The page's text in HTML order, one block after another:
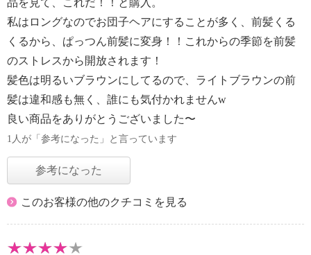
品を見て、これだ！！と購入。
私はロングなのでお団子ヘアにすることが多く、前髪くる
くるから、ぱっつん前髪に変身！！これからの季節を前髪
のストレスから開放されます！
髪色は明るいブラウンにしてるので、ライトブラウンの前
髪は違和感も無く、誰にも気付かれませんw
良い商品をありがとうございました〜
1人が「参考になった」と言っています
参考になった
このお客様の他のクチコミを見る